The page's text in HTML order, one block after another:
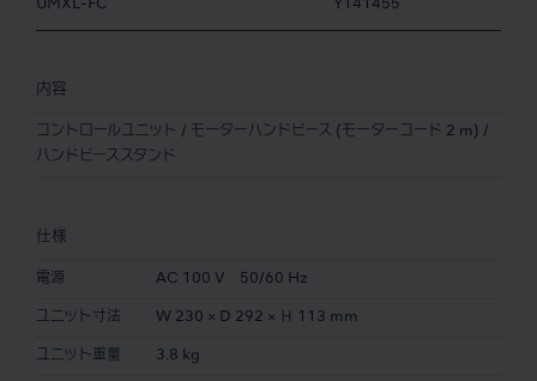
UMXL-FC Y141455
内容
コントロールユニット / モーターハンドピース (モーターコード 2 m) /
ハンドピーススタンド
仕様
電源 AC 100 V 50/60 Hz
ユニット寸法 W 230 × D 292 × Ｈ 113 mm
ユニット重量 3.8 kg